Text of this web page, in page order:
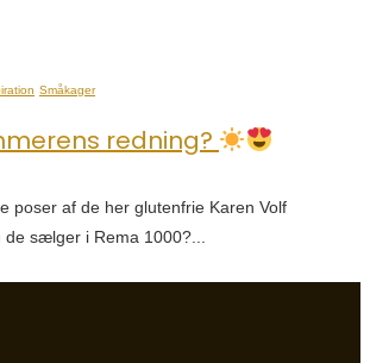
Småkager
redning?
poser af de her glutenfrie Karen Volf
de sælger i Rema 1000?...